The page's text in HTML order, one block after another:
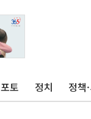
포토 정치 정책